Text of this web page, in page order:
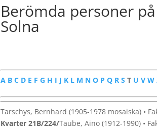
Berömda personer
Solna
A BC D E FG H I J K L M NO PQ RST UVW
Tarschys, Bernhard (1905-1978 mosaiska) •
Kvarter 21B/224/Taube, Aino (1912-1990) •